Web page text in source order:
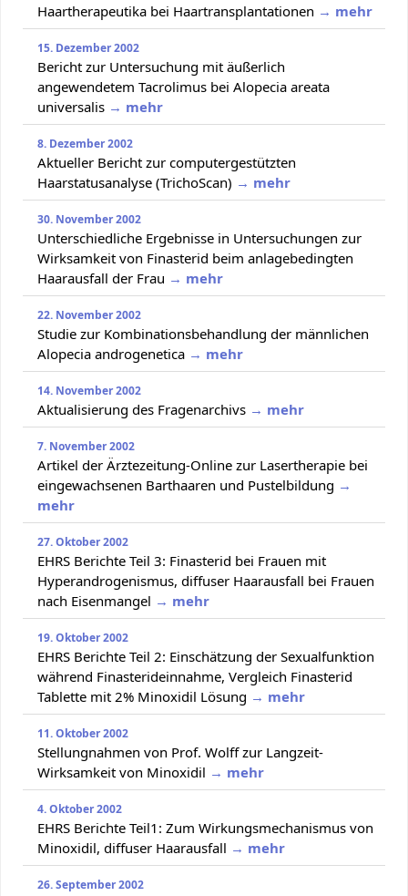
Haartherapeutika bei Haartransplantationen → mehr
15. Dezember 2002
Bericht zur Untersuchung mit äußerlich
angewendetem Tacrolimus bei Alopecia areata
universalis → mehr
8. Dezember 2002
Aktueller Bericht zur computergestützten
Haarstatusanalyse (TrichoScan) → mehr
30. November 2002
Unterschiedliche Ergebnisse in Untersuchungen zur
Wirksamkeit von Finasterid beim anlagebedingten
Haarausfall der Frau → mehr
22. November 2002
Studie zur Kombinationsbehandlung der männlichen
Alopecia androgenetica → mehr
14. November 2002
Aktualisierung des Fragenarchivs → mehr
7. November 2002
Artikel der Ärztezeitung-Online zur Lasertherapie bei
eingewachsenen Barthaaren und Pustelbildung →
mehr
27. Oktober 2002
EHRS Berichte Teil 3: Finasterid bei Frauen mit
Hyperandrogenismus, diffuser Haarausfall bei Frauen
nach Eisenmangel → mehr
19. Oktober 2002
EHRS Berichte Teil 2: Einschätzung der Sexualfunktion
während Finasterideinnahme, Vergleich Finasterid
Tablette mit 2% Minoxidil Lösung → mehr
11. Oktober 2002
Stellungnahmen von Prof. Wolff zur Langzeit-
Wirksamkeit von Minoxidil → mehr
4. Oktober 2002
EHRS Berichte Teil1: Zum Wirkungsmechanismus von
Minoxidil, diffuser Haarausfall → mehr
26. September 2002